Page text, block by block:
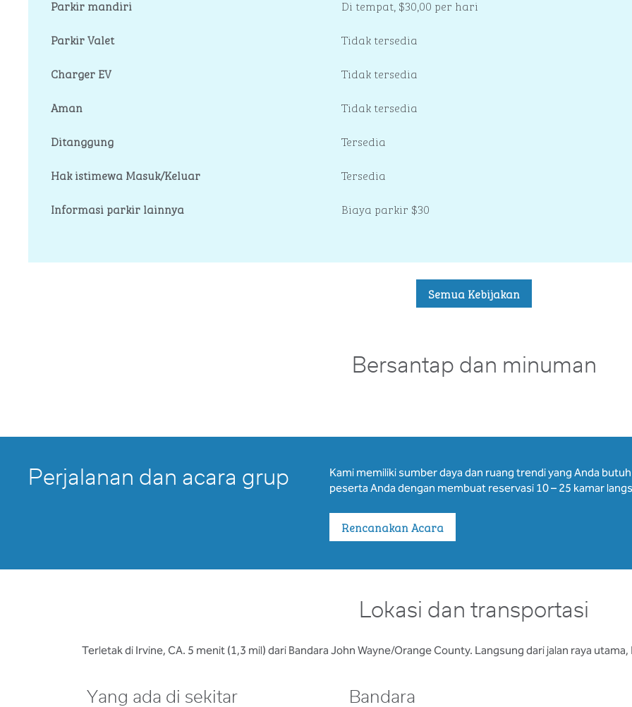
Parkir mandiri Di tempat, $30,00 per hari
Parkir Valet
Tidak tersedia
Charger EV
Tidak tersedia
Aman
Tidak tersedia
Ditanggung
Tersedia
Hak istimewa Masuk/Keluar
Tersedia
Informasi parkir lainnya
Biaya parkir $30
Semua Kebijakan
Bersantap dan minuman
Perjalanan dan acara grup
Kami memiliki sumber daya dan ruang trendi yang Anda
peserta Anda dengan membuat reservasi 10 – 25 kamar
Rencanakan Acara
Lokasi dan transportasi
Terletak di Irvine, CA. 5 menit (1,3 mil) dari Bandara John Wayne/Orange County. Langsung dari jalan raya
Yang ada di sekitar Bandara